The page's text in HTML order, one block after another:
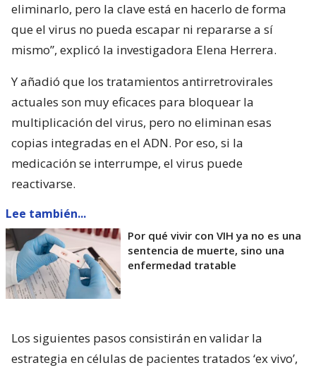
eliminarlo, pero la clave está en hacerlo de forma
que el virus no pueda escapar ni repararse a sí
mismo”, explicó la investigadora Elena Herrera.
Y añadió que los tratamientos antirretrovirales
actuales son muy eficaces para bloquear la
multiplicación del virus, pero no eliminan esas
copias integradas en el ADN. Por eso, si la
medicación se interrumpe, el virus puede
reactivarse.
Lee también...
Por qué vivir con VIH ya no es una
sentencia de muerte, sino una
enfermedad tratable
Los siguientes pasos consistirán en validar la
estrategia en células de pacientes tratados ‘ex vivo’,